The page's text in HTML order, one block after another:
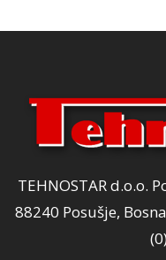
TEHNOSTAR d.o.o.
88240 Posušje,